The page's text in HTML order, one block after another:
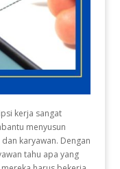
kerja sangat
menyusun
karyawan. Dengan
tahu apa yang